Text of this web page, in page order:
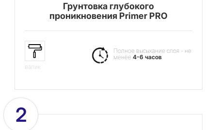
Грунтовка глубокого
проникновения Primer PRO
валик
Полное высыхание слоя - не
менее4-6 часов
2